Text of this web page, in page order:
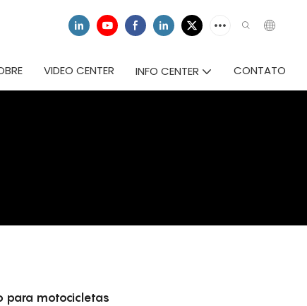
VIDEO CENTER INFO CENTER CONTATO
para motocicletas